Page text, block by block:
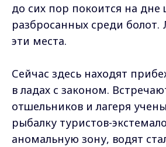
до сих пор покоится на дне
разбросанных среди
эти места.
Сейчас здесь находят
в ладах с законом.
отшельников и лагеря
рыбалку туристов-
аномальную зону, водят